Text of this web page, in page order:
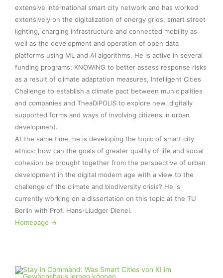
extensive international smart city network and has worked
extensively on the digitalization of energy grids, smart street
lighting, charging infrastructure and connected mobility as
well as the development and operation of open data
platforms using ML and AI algorithms. He is active in several
funding programs: KNOWING to better assess response risks
as a result of climate adaptation measures, Intelligent Cities
Challenge to establish a climate pact between municipalities
and companies and TheaDiPOLIS to explore new, digitally
supported forms and ways of involving citizens in urban
development.
At the same time, he is developing the topic of smart city
ethics: how can the goals of greater quality of life and social
cohesion be brought together from the perspective of urban
development in the digital modern age with a view to the
challenge of the climate and biodiversity crisis? He is
currently working on a dissertation on this topic at the TU
Homepage ->